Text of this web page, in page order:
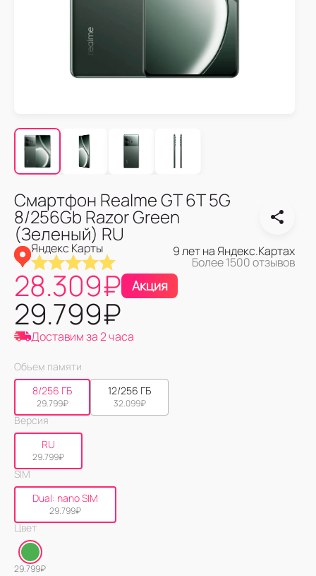
Смартфон Realme GT 6T 5G
8/256Gb Razor Green
(Зеленый) RU
Яндекс Карты 9 лет на Яндекс.Картах
Более 1500 отзывов
28.309₽ Акция
29.799₽
Доставим за 2 часа
Объем памяти
8/256 ГБ
29.799₽
12/256 ГБ
32.099₽
Версия
RU
29.799₽
SIM
Dual: nano SIM
29.799₽
Цвет
29.799₽